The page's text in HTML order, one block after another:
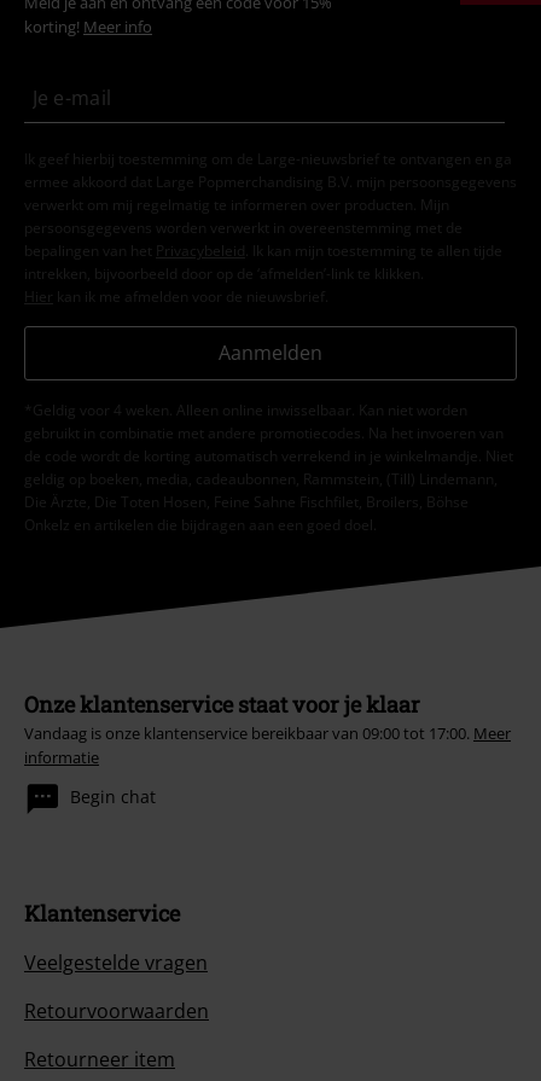
korting! Meer info
Ik geef hierbij toestemming om de Large-nieuwsbrief te ontvangen en ga
ermee akkoord dat Large Popmerchandising B.V. mijn persoonsgegevens
verwerkt om mij regelmatig te informeren over producten. Mijn
persoonsgegevens worden verwerkt in overeenstemming met de
bepalingen van het
Privacybeleid . Ik kan mijn toestemming te allen tijde
intrekken, bijvoorbeeld door op de ‘afmelden’-link te klikken.
Hier kan ik me afmelden voor de nieuwsbrief.
Aanmelden
*Geldig voor 4 weken. Alleen online inwisselbaar. Kan niet worden
gebruikt in combinatie met andere promotiecodes. Na het invoeren van
de code wordt de korting automatisch verrekend in je winkelmandje. Niet
geldig op boeken, media, cadeaubonnen, Rammstein, (Till) Lindemann,
Die Ärzte, Die Toten Hosen, Feine Sahne Fischfilet, Broilers, Böhse
Onkelz en artikelen die bijdragen aan een goed doel.
Onze klantenservice staat voor je klaar
Vandaag is onze klantenservice bereikbaar van 09:00 tot 17:00. Meer
informatie
Begin chat
Klantenservice
Veelgestelde vragen
Retourvoorwaarden
Retourneer item